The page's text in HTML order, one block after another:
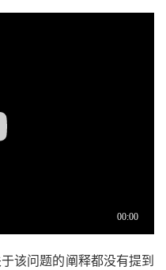
该问题的阐释都没有提到